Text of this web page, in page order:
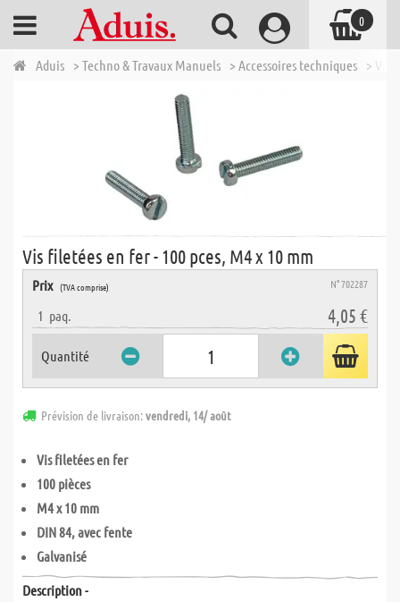
Aduis > Techno & Travaux Manuels > Accessoires techniques > Vis,
Vis filetées en fer - 100 pces, M4 x 10 mm
Prix (TVA comprise) N° 702287
1 paq. 4,05 €
Quantité
Prévision de livraison:vendredi, 14/ août
Vis filetées en fer
100 pièces
M4 x 10 mm
DIN 84, avec fente
Galvanisé
Description -
0